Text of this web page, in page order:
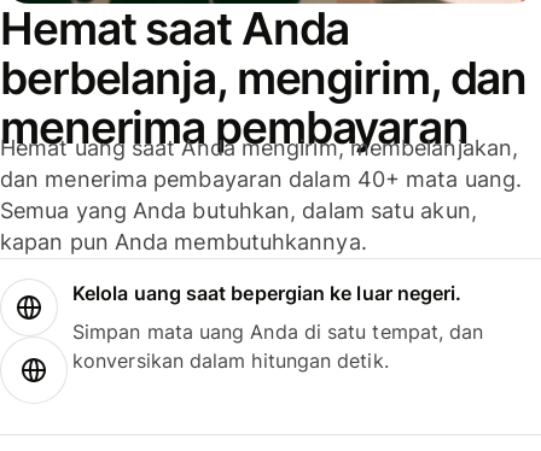
Hemat saat Anda
berbelanja, mengirim, dan
menerima pembayaran
Hemat uang saat Anda mengirim, membelanjakan,
dan menerima pembayaran dalam 40+ mata uang.
Semua yang Anda butuhkan, dalam satu akun,
kapan pun Anda membutuhkannya.
Kelola uang saat bepergian ke luar negeri.
Simpan mata uang Anda di satu tempat, dan
konversikan dalam hitungan detik.